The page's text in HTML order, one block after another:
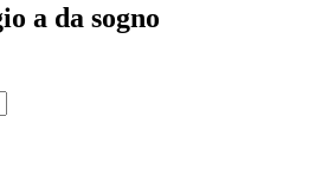
a da sogno